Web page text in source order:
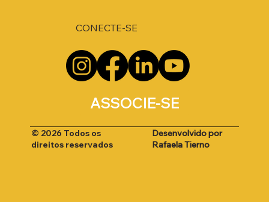
ASSOCIE-SE
CONECTE-SE
© 2026 Todos os
direitos reservados
Desenvolvido por
Rafaela Tierno